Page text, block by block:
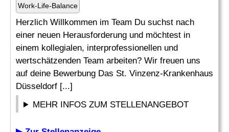
Work-Life-Balance
Herzlich Willkommen im Team Du suchst nach
einer neuen Herausforderung und möchtest in
einem kollegialen, interprofessionellen und
wertschätzenden Team arbeiten? Wir freuen uns
auf deine Bewerbung Das St. Vinzenz-Krankenhaus
Düsseldorf [...]
MEHR INFOS ZUM STELLENANGEBOT